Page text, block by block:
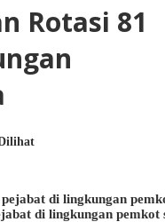
Rotasi 81
di lingkungan pemkot